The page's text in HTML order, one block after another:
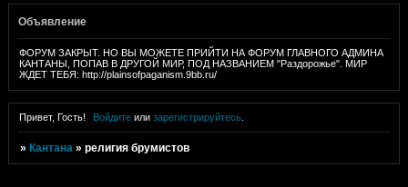
Объявление
ФОРУМ ЗАКРЫТ. НО ВЫ МОЖЕТЕ ПРИЙТИ НА ФОРУМ ГЛАВНОГО АДМИНА
КАНТАНЫ, ПОПАВ В ДРУГОЙ МИР, ПОД НАЗВАНИЕМ "Раздорожье". МИР
ЖДЕТ ТЕБЯ: http://plainsofpaganism.9bb.ru/
Привет, Гость! Войдите илизарегистрируйтесь
» Кантана »религия брумистов